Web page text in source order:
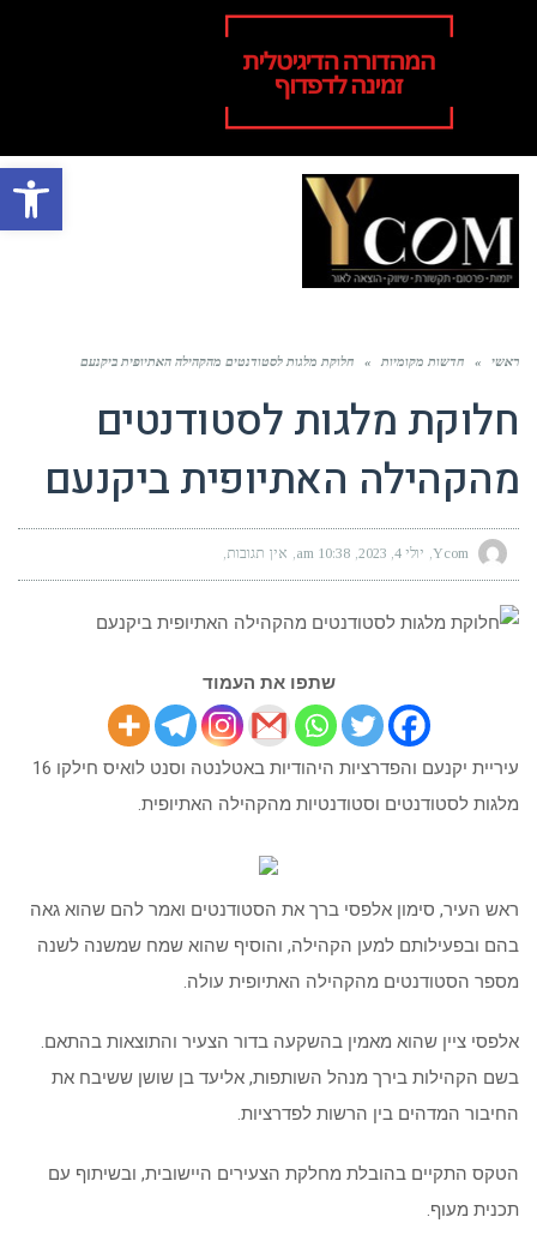
פתח
ראשי » חדשות מקומיות » חלוקת מלגות לסטודנטים מהקהילה האתיופית ביקנעם
חלוקת מלגות לסטודנטים
מהקהילה האתיופית ביקנעם
Ycom יולי 4, 2023 10:38 am אין תגובות
שתפו את העמוד
עיריית יקנעם והפדרציות היהודיות באטלנטה וסנט לואיס חילקו 16
מלגות לסטודנטים וסטודנטיות מהקהילה האתיופית.
ראש העיר, סימון אלפסי ברך את הסטודנטים ואמר להם שהוא גאה
בהם ובפעילותם למען הקהילה, והוסיף שהוא שמח שמשנה לשנה
מספר הסטודנטים מהקהילה האתיופית עולה.
אלפסי ציין שהוא מאמין בהשקעה בדור הצעיר והתוצאות בהתאם.
בשם הקהילות בירך מנהל השותפות, אליעד בן שושן ששיבח את
החיבור המדהים בין הרשות לפדרציות.
הטקס התקיים בהובלת מחלקת הצעירים היישובית, ובשיתוף עם
תכנית מעוף.